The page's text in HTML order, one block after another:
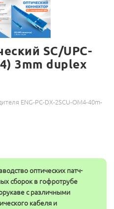
SC/UPC-
3mm duplex
ENG-PC-DX-2SCU-OM4-40m-
оптических патч-
сборок в гофротрубе
с различными
кабеля и